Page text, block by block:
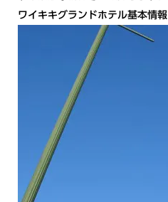
ワイキキグランドホテル基本情報